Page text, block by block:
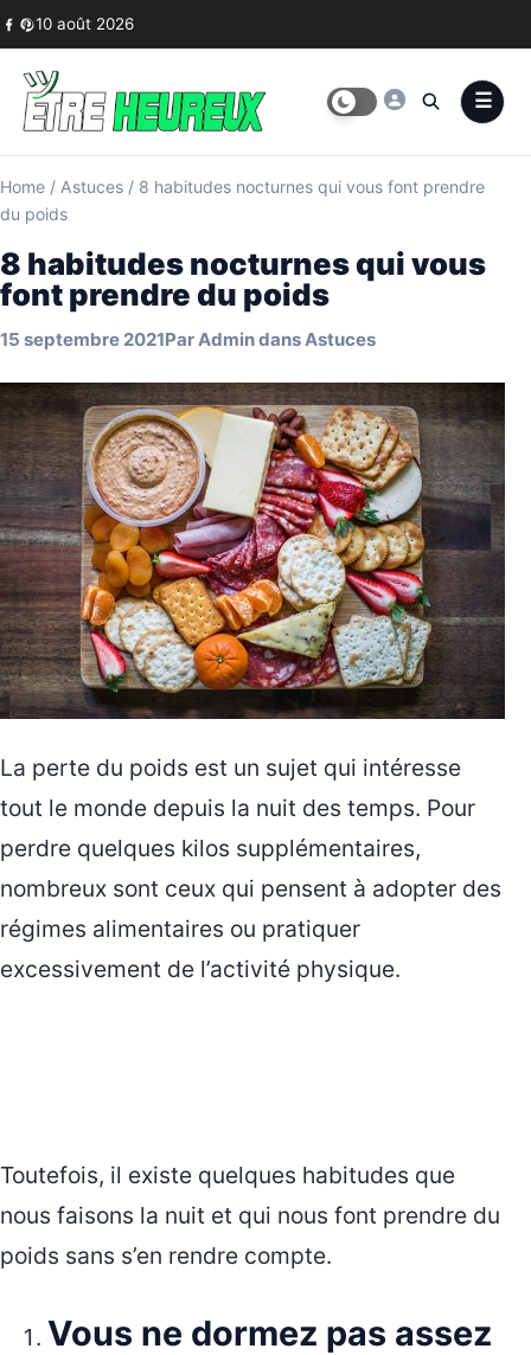
Skip to content
10 août 2026
Home / Astuces / 8 habitudes nocturnes qui vous font prendre
du poids
8 habitudes nocturnes qui vous
font prendre du poids
15 septembre 2021ParAdmindansAstuces
La perte du poids est un sujet qui intéresse
tout le monde depuis la nuit des temps. Pour
perdre quelques kilos supplémentaires,
nombreux sont ceux qui pensent à adopter des
régimes alimentaires ou pratiquer
excessivement de l’activité physique.
Toutefois, il existe quelques habitudes que
nous faisons la nuit et qui nous font prendre du
poids sans s’en rendre compte.
Vous ne dormez pas assez